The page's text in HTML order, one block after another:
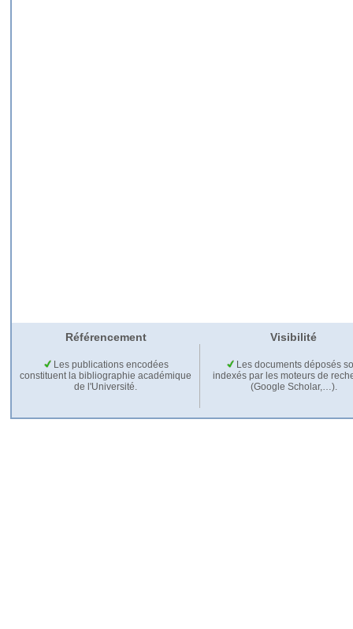
Référencement Visibilité
Les publications encodées
constituent la bibliographie académique
de l'Université.
Les documents déposés
indexés par les moteurs de
(Google Scholar,…).